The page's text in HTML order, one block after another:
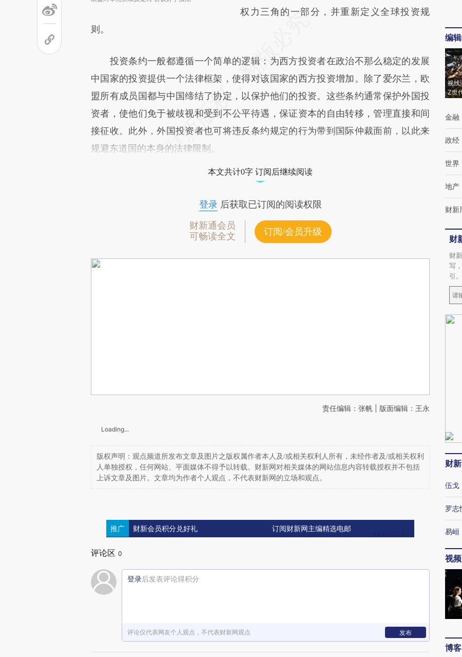
权力三角的一部分，并重新定义全球投资规
则。
投资条约一般都遵循一个简单的逻辑：为西方投资者在政治不那么稳定的发展
中国家的投资提供一个法律框架，使得对该国家的西方投资增加。除了爱尔兰，欧
盟所有成员国都与中国缔结了协定，以保护他们的投资。这些条约通常保护外国投
资者，使他们免于被歧视和受到不公平待遇，保证资本的自由转移，管理直接和间
接征收。此外，外国投资者也可将违反条约规定的行为带到国际仲裁面前，以此来
规避东道国的本身的法律限制。
本文共计0字 订阅后继续阅读
登录后获取已订阅的阅读权限
财新通会员
可畅读全文
订阅/会员升级
责任编辑：张帆 | 版面编辑：王永
Loading...
版权声明：观点频道所发布文章及图片之版权属作者本人及/或相关权利人所有，未经作者及/或相关权利
人单独授权，任何网站、平面媒体不得予以转载。财新网对相关媒体的网站信息内容转载授权并不包括
上诉文章及图片。文章均为作者个人观点，不代表财新网的立场和观点。
推广 财新会员积分兑好礼 订阅财新网主编精选电邮
评论区 0
登录后发表评论得积分
评论仅代表网友个人观点，不代表财新网观点 发布
编
视线
Z世
金融
政经
世界
地产
财新
财
财
写
引。
财
伍戈
罗志
易峘
视频
博客